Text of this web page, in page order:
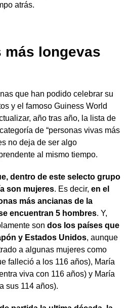
atrás.
más longevas
que han podido celebrar su
y el famoso Guiness World
año tras año, la lista de
de “personas vivas más
no deja de ser algo
al mismo tiempo.
dentro de este selecto grupo
son mujeres. Es decir, en el
más ancianas de la
encuentran 5 hombres. Y,
son dos los países que
y Estados Unidos, aunque
a algunas mujeres como
falleció a los 116 años), María
viva con 116 años) y María
sus 114 años).